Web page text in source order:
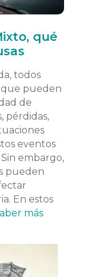
qué
todos
que pueden
de
pérdidas,
eventos
embargo,
pueden
En estos
más